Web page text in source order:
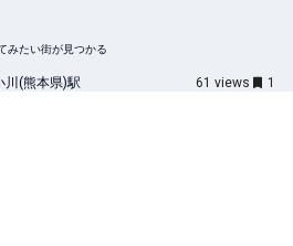
みたい街が見つかる
川(熊本県)駅 61 views 1